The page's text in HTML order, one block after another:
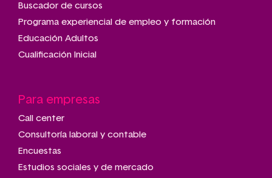
Buscador de cursos
Programa experiencial de empleo y formación
Educación Adultos
Cualificación Inicial
Para empresas
Call center
Consultoría laboral y contable
Encuestas
Estudios sociales y de mercado